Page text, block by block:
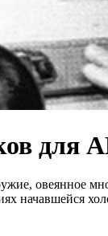
для
овеянное
начавшейся